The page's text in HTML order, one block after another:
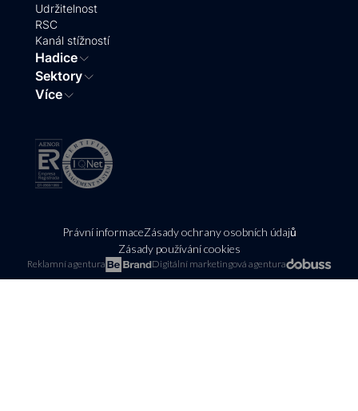
Udržitelnost
RSC
Kanál stížností
Hadice
Sektory
Více
Právní informaceZásady ochrany osobních údajů
Zásady používání cookies
Reklamní agentura Digitální marketingová agentura